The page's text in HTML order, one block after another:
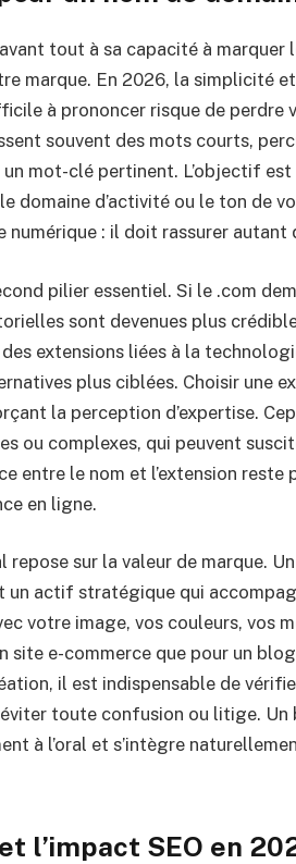
tout à sa capacité à marquer
marque. En 2026, la simplicité
à prononcer risque de perdre
souvent des mots courts,
mot-clé pertinent. L’objectif est
domaine d’activité ou le ton de
: il doit rassurer autant
pilier essentiel. Si le .com
sont devenues plus
extensions liées à la
plus ciblées. Choisir une
la perception d’expertise.
ou complexes, qui peuvent
entre le nom et l’extension reste
en ligne.
sur la valeur de marque. Un
un actif stratégique qui
votre image, vos couleurs, vos
site e-commerce que pour un
il est indispensable de
toute confusion ou litige. Un
à l’oral et s’intègre
l’impact SEO en